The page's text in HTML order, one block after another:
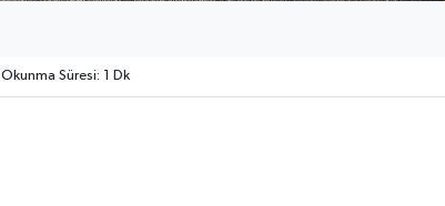
Okunma Süresi: 1 Dk